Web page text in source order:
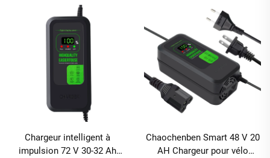
Chargeur intelligent à
impulsion 72 V 30-32 Ah
Chaochenben Smart 48 V 20
AH Chargeur pour vélo